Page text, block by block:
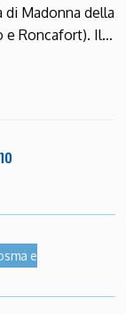
di Madonna della
e Roncafort). Il…
e